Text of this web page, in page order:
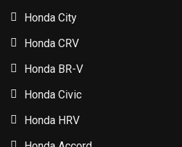
Honda City
Honda CRV
Honda BR-V
Honda Civic
Honda HRV